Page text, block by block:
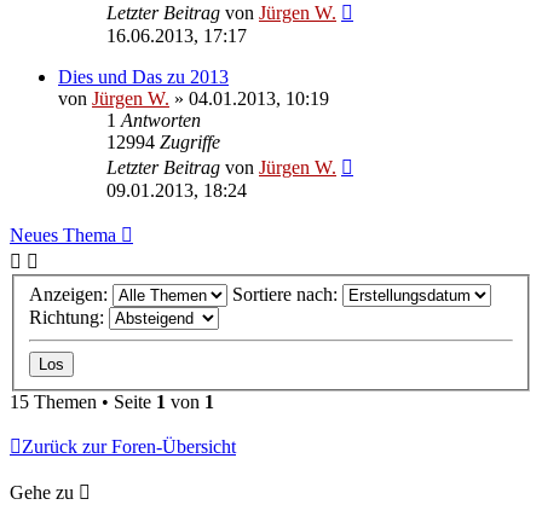
Letzter Beitrag von Jürgen W.
16.06.2013, 17:17
Dies und Das zu 2013
von Jürgen W. » 04.01.2013, 10:19
1 Antworten
12994 Zugriffe
Letzter Beitrag von Jürgen W.
09.01.2013, 18:24
Neues Thema
Anzeigen:
Sortiere nach:
Richtung:
15 Themen • Seite 1 von 1
Zurück zur Foren-Übersicht
Gehe zu